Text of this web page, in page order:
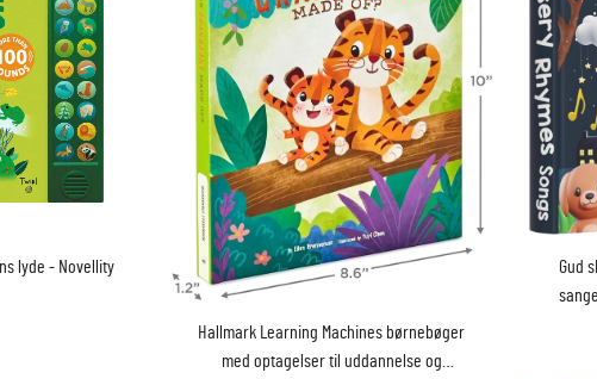
lyde - Novellity
Hallmark Learning Machines børnebøger
med optagelser til uddannelse og
Gud